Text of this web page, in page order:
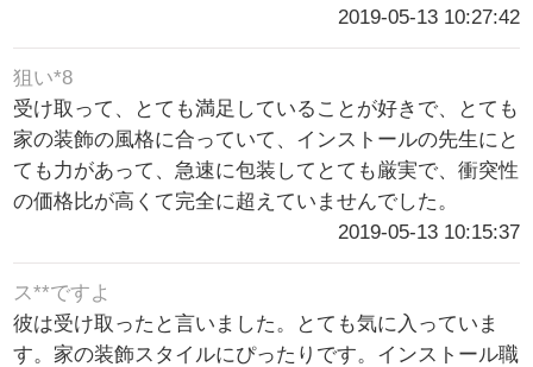
2019-05-13 10:27:42
狙い*8
受け取って、とても満足していることが好きで、とても
家の装飾の風格に合っていて、インストールの先生にと
ても力があって、急速に包装してとても厳実で、衝突性
の価格比が高くて完全に超えていませんでした。
2019-05-13 10:15:37
ス**ですよ
彼は受け取ったと言いました。とても気に入っていま
す。家の装飾スタイルにぴったりです。インストール職